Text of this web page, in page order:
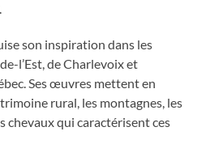
son inspiration dans les
l’Est, de Charlevoix et
Ses œuvres mettent en
rural, les montagnes, les
chevaux qui caractérisent ces